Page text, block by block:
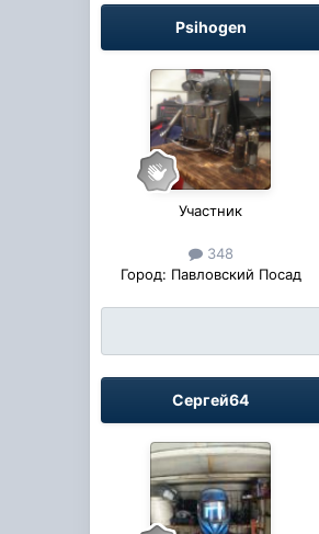
Psihogen
Участник
348
Город: Павловский Посад
Сергей64